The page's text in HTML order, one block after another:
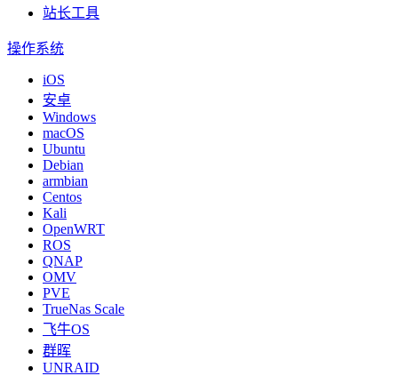
站长工具
操作系统
iOS
安卓
Windows
macOS
Ubuntu
Debian
armbian
Centos
Kali
OpenWRT
ROS
QNAP
OMV
PVE
TrueNas Scale
飞牛OS
群晖
UNRAID